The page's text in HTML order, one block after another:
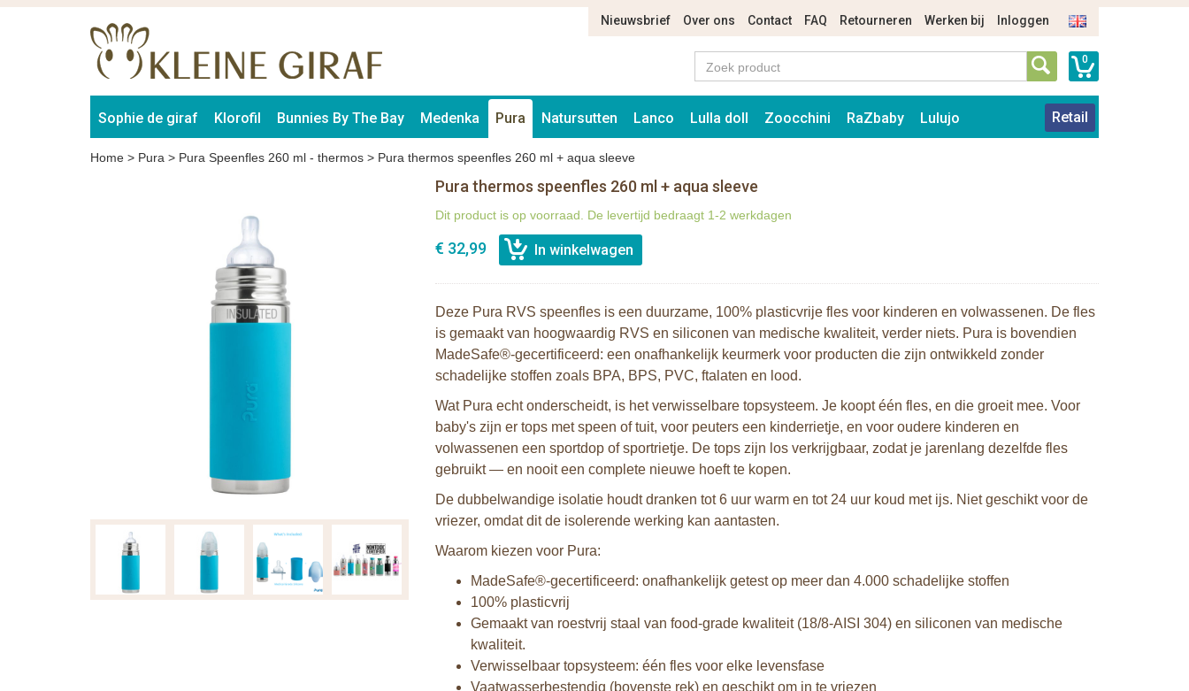
Nieuwsbrief Over ons Contact FAQ Retourneren Werken bij Inloggen
0
Sophie de giraf Klorofil Bunnies By The Bay Medenka Pura Natursutten Lanco Lulla doll Zoocchini RaZbaby Lulujo Retail
Home > Pura > Pura Speenfles 260 ml - thermos > Pura thermos speenfles 260 ml + aqua sleeve
Pura thermos speenfles 260 ml + aqua sleeve
Dit product is op voorraad. De levertijd bedraagt 1-2 werkdagen
€ 32,99
Deze Pura RVS speenfles is een duurzame, 100% plasticvrije fles voor kinderen en volwassenen. De fles
is gemaakt van hoogwaardig RVS en siliconen van medische kwaliteit, verder niets. Pura is bovendien
MadeSafe®-gecertificeerd: een onafhankelijk keurmerk voor producten die zijn ontwikkeld zonder
schadelijke stoffen zoals BPA, BPS, PVC, ftalaten en lood.
Wat Pura echt onderscheidt, is het verwisselbare topsysteem. Je koopt één fles, en die groeit mee. Voor
baby's zijn er tops met speen of tuit, voor peuters een kinderrietje, en voor oudere kinderen en
volwassenen een sportdop of sportrietje. De tops zijn los verkrijgbaar, zodat je jarenlang dezelfde fles
gebruikt — en nooit een complete nieuwe hoeft te kopen.
De dubbelwandige isolatie houdt dranken tot 6 uur warm en tot 24 uur koud met ijs. Niet geschikt voor de
vriezer, omdat dit de isolerende werking kan aantasten.
Waarom kiezen voor Pura:
MadeSafe®-gecertificeerd: onafhankelijk getest op meer dan 4.000 schadelijke stoffen
100% plasticvrij
Gemaakt van roestvrij staal van food-grade kwaliteit (18/8-AISI 304) en siliconen van medische
kwaliteit.
Verwisselbaar topsysteem: één fles voor elke levensfase
Vaatwasserbestendig (bovenste rek) en geschikt om in te vriezen